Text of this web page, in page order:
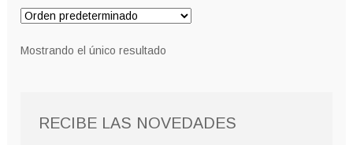
Mostrando el único resultado
RECIBE LAS NOVEDADES